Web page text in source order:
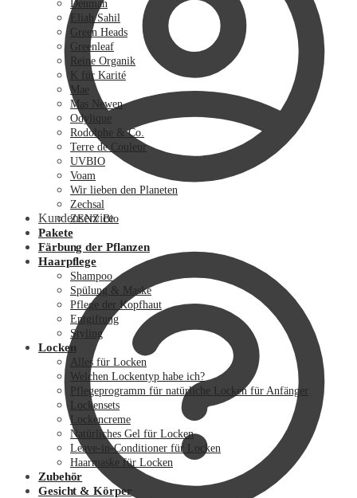
Kundenservice
Denman
Eliah Sahil
Green Heads
Greenleaf
Reine Organik
K für Karité
Mae
Mas Newen
Odylique
Rodolphe & Co.
Terre de Couleur
UVBIO
Voam
Wir lieben den Planeten
Zechsal
ZENZ Bio
Pakete
Färbung der Pflanzen
Haarpflege
Shampoo
Spülung & Maske
Pflege der Kopfhaut
Entgiftung
Styling
Locken
Alles für Locken
Welchen Lockentyp habe ich?
Pflegeprogramm für natürliche Locken für Anfänger
Lockensets
Lockencreme
Natürliches Gel für Locken
Leave-in-Conditioner für Locken
Haarmaske für Locken
Zubehör
Gesicht & Körper